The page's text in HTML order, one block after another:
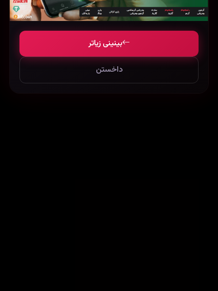
Simran (2017)
42883
Johnny English (2003)
167650
53231
بینینی زیاتر
داخستن